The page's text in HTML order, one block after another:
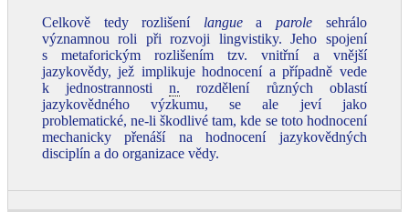
Celkově tedy rozlišení langueaparole sehrálo
významnou roli při rozvoji lingvistiky. Jeho spojení
s metaforickým rozlišením tzv. vnitřní a vnější
jazykovědy, jež implikuje hodnocení a případně vede
k jednostrannostin. rozdělení různých oblastí
jazykovědného výzkumu, se ale jeví jako
problematické, ne-li škodlivé tam, kde se toto hodnocení
mechanicky přenáší na hodnocení jazykovědných
disciplín a do organizace vědy.